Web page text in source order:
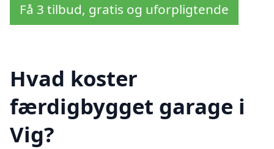
Få 3 tilbud, gratis og uforpligtende
Hvad koster
færdigbygget garage i
Vig?